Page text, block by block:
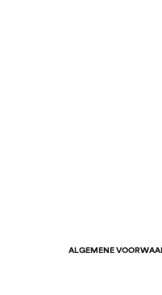
ALGEMENE